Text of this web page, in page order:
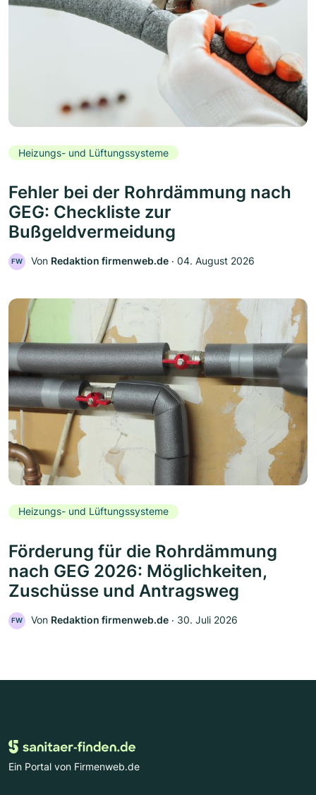
Heizungs- und Lüftungssysteme
Fehler bei der Rohrdämmung nach
GEG: Checkliste zur
Bußgeldvermeidung
FW Von Redaktion firmenweb.de ‧ 04. August 2026
Heizungs- und Lüftungssysteme
Förderung für die Rohrdämmung
nach GEG 2026: Möglichkeiten,
Zuschüsse und Antragsweg
FW Von Redaktion firmenweb.de ‧ 30. Juli 2026
Ein Portal von Firmenweb.de